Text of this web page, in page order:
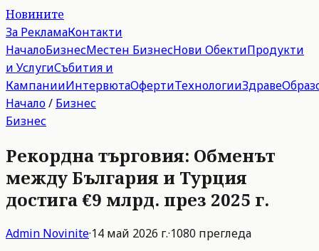
Новините
За РекламаКонтакти
НачалоБизнесМестен БизнесНови ОбектиПродукти
и УслугиСъбития и
КампанииИнтервютаОфертиТехнологииЗдраве
Начало/ Бизнес
Бизнес
Рекордна търговия: Обменът
между България и Турция
достига €9 млрд. през 2025 г.
Admin Novinite·14 май 2026 г.·1080 прегледа